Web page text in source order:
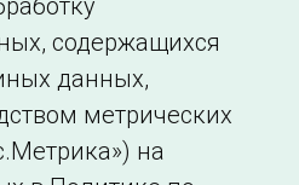
организации
содержащихся
данных,
метрических
на